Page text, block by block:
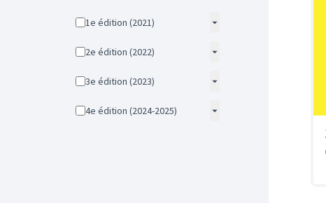
1e édition (2021)
2e édition (2022)
3e édition (2023)
4e édition (2024-2025)